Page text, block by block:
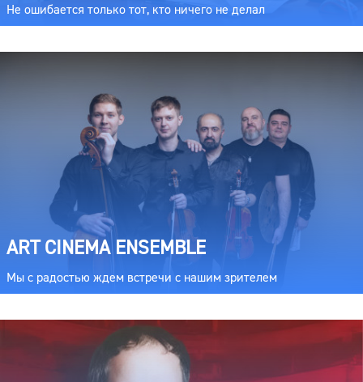
Не ошибается только тот, кто ничего не делал
ART CINEMA ENSEMBLE
Мы с радостью ждем встречи с нашим зрителем